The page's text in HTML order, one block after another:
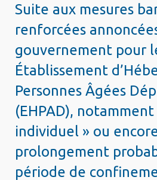
Suite aux mesures
renforcées
gouvernement pour
Établissement
Personnes Âgées
(EHPAD),
individuel » ou
prolongement
période de